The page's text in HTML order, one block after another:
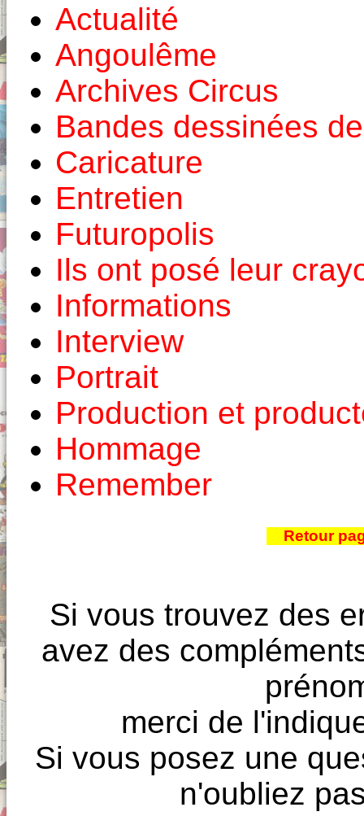
Actualité
Angoulême
Archives Circus
Bandes dessinées de
Caricature
Entretien
Futuropolis
Ils ont posé leur
Informations
Interview
Portrait
Production et
Hommage
Remember
Retour
Si vous trouvez des
avez des
merci de
Si vous posez une
n'oubliez